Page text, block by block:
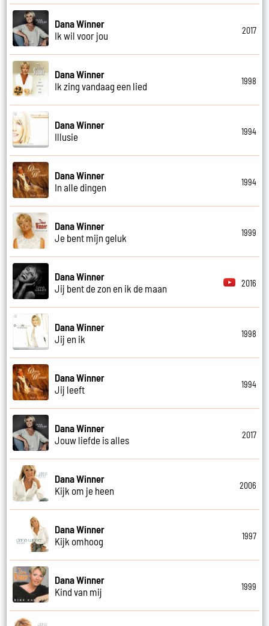
Dana Winner
Ik wil voor jou
2017
Dana Winner
Ik zing vandaag een lied
1998
Dana Winner
Illusie
1994
Dana Winner
In alle dingen
1994
Dana Winner
Je bent mijn geluk
1999
Dana Winner
Jij bent de zon en ik de maan
2016
Dana Winner
Jij en ik
1998
Dana Winner
Jij leeft
1994
Dana Winner
Jouw liefde is alles
2017
Dana Winner
Kijk om je heen
2006
Dana Winner
Kijk omhoog
1997
Dana Winner
Kind van mij
1999